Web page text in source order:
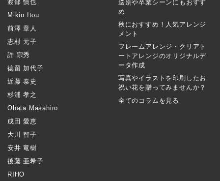
渡部 慎也
Mikio Itou
前澤 章人
志村 元子
許 宗秀
徳留 加代子
近藤 泰史
杉浦 孝之
Ohata Masahiro
成田 愛恵
大川 智子
安井 竜樹
後藤 亜希子
RIHO
送別や卒業シーンにもおすす
め
秋におすすめ！人気アレンジ
メント
フレームアレンジ・クリアト
ートアレンジのオリジナルデ
ータ作成
写真やイラストを印刷したお
祝い花を贈ってみませんか？
全てのコラムを見る